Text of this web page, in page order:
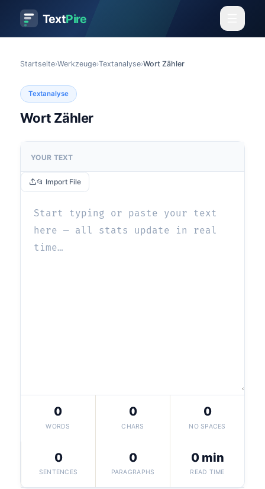
TextPire
Startseite›Werkzeuge›Textanalyse›Wort Zähler
Textanalyse
Wort Zähler
YOUR TEXT
📂 Import File
0
WORDS
0
CHARS
0
NO SPACES
0
SENTENCES
0
PARAGRAPHS
0 min
READ TIME